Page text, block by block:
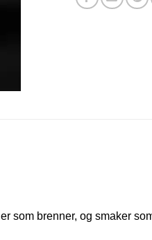
som brenner, og smaker